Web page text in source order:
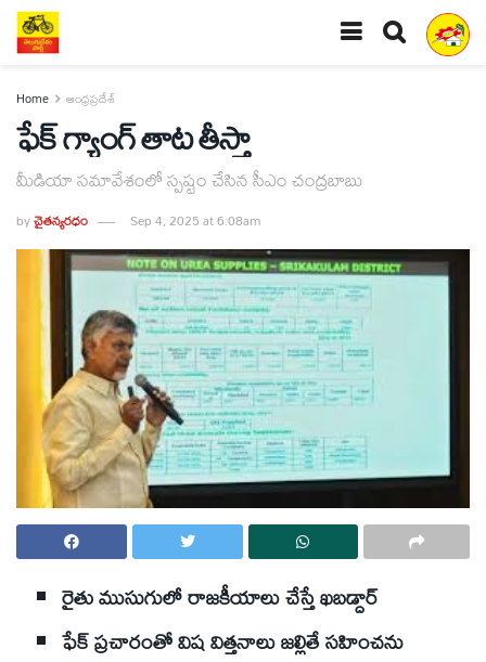
Home ఆంధ్రప్రదేశ్
ఫేక్‌ గ్యాంగ్‌ తాట తీస్తా
మీడియా సమావేశంలో స్పష్టం చేసిన సీఎం చంద్రబాబు
byచైతన్యరధం Sep 4, 2025 at 6:08am
రైతు ముసుగులో రాజకీయాలు చేస్తే ఖబడ్దార్‌
ఫేక్‌ ప్రచారంతో విష విత్తనాలు జల్లితే సహించను